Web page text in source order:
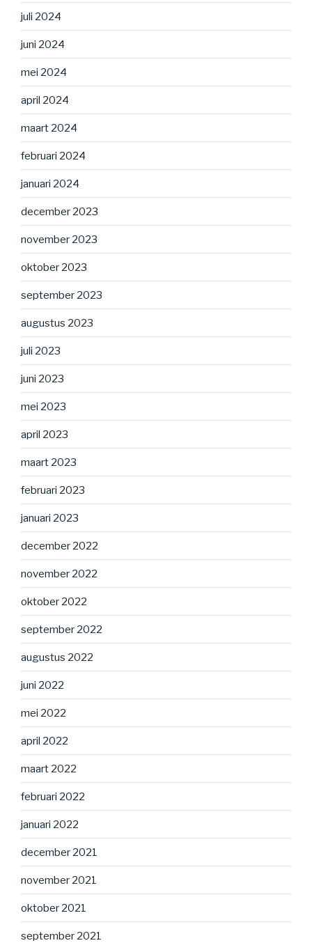
juli 2024
juni 2024
mei 2024
april 2024
maart 2024
februari 2024
januari 2024
december 2023
november 2023
oktober 2023
september 2023
augustus 2023
juli 2023
juni 2023
mei 2023
april 2023
maart 2023
februari 2023
januari 2023
december 2022
november 2022
oktober 2022
september 2022
augustus 2022
juni 2022
mei 2022
april 2022
maart 2022
februari 2022
januari 2022
december 2021
november 2021
oktober 2021
september 2021